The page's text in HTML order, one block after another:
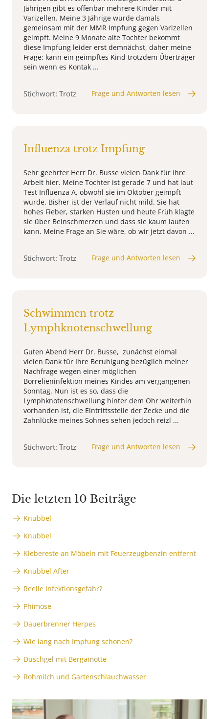
Jährigen gibt es offenbar mehrere Kinder mit
Varizellen. Meine 3 Jährige wurde damals
gemeinsam mit der MMR Impfung gegen Varizellen
geimpft. Meine 9 Monate alte Tochter bekommt
diese Impfung leider erst demnächst, daher meine
Frage: kann ein geimpftes Kind trotzdem Überträger
sein wenn es Kontak ...
Stichwort: Trotz Frage und Antworten lesen
Influenza trotz Impfung
Sehr geehrter Herr Dr. Busse vielen Dank für Ihre
Arbeit hier. Meine Tochter ist gerade 7 und hat laut
Test Influenza A, obwohl sie im Oktober geimpft
wurde. Bisher ist der Verlauf nicht mild. Sie hat
hohes Fieber, starken Husten und heute Früh klagte
sie über Beinschmerzen und dass sie kaum laufen
kann. Meine Frage an Sie wäre, ob wir jetzt davon ...
Stichwort: Trotz Frage und Antworten lesen
Schwimmen trotz
Lymphknotenschwellung
Guten Abend Herr Dr. Busse, zunächst einmal
vielen Dank für Ihre Beruhigung bezüglich meiner
Nachfrage wegen einer möglichen
Borrelieninfektion meines Kindes am vergangenen
Sonntag. Nun ist es so, dass die
Lymphknotenschwellung hinter dem Ohr weiterhin
vorhanden ist, die Eintrittsstelle der Zecke und die
Zahnlücke meines Sohnes sehen jedoch reizl ...
Stichwort: Trotz Frage und Antworten lesen
Die letzten 10 Beiträge
Knubbel
Knubbel
Klebereste an Möbeln mit Feuerzeugbenzin entfernt
Knubbel After
Reelle Infektionsgefahr?
Phimose
Dauerbrenner Herpes
Wie lang nach Impfung schonen?
Duschgel mit Bergamotte
Rohmilch und Gartenschlauchwasser